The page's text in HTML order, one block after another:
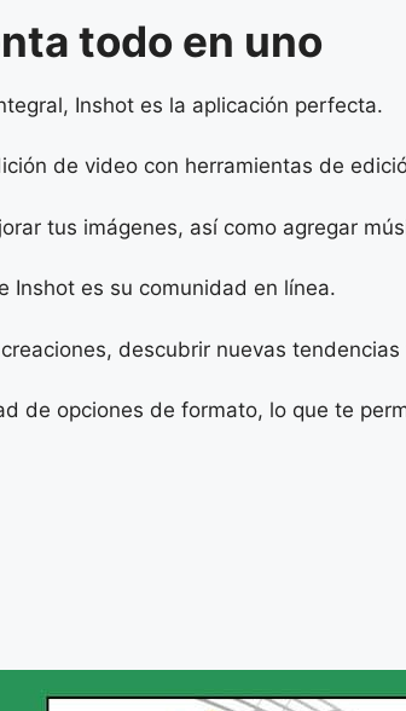
todo en uno
Inshot es la aplicación perfecta.
de video con herramientas de
tus imágenes, así como agregar
Inshot es su comunidad en línea.
descubrir nuevas
de opciones de formato, lo que te